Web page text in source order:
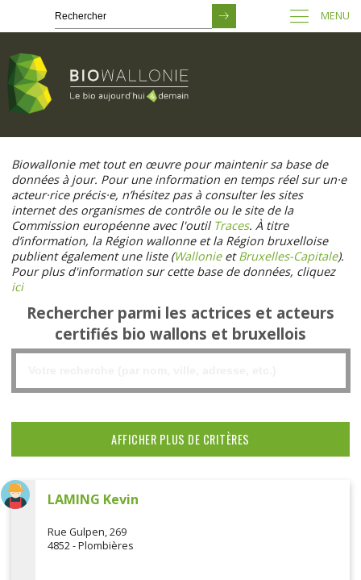
contenu
principal
MENU
Biowallonie met tout en œuvre pour maintenir sa base de
données à jour. Pour une information en temps réel sur un·e
acteur·rice précis·e, n’hésitez pas à consulter les sites
internet des organismes de contrôle ou le site de la
Commission européenne avec l'outil Traces. À titre
d’information, la Région wallonne et la Région bruxelloise
publient également une liste (WallonieetBruxelles-Capitale).
Pour plus d'information sur cette base de données, cliquez
ici
Rechercher parmi les actrices et acteurs
certifiés bio wallons et bruxellois
LAMING Kevin
Rue Gulpen, 269
4852 - Plombières
AFFICHER PLUS DE CRITÈRES